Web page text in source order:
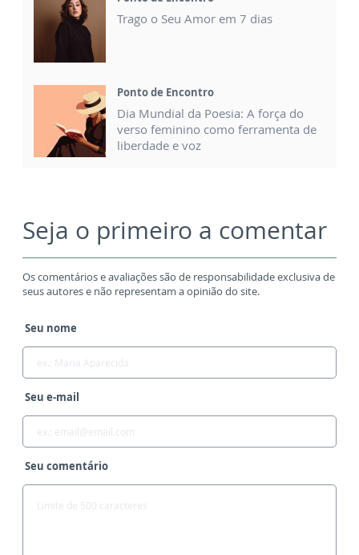
Trago o Seu Amor em 7 dias
Ponto de Encontro
Dia Mundial da Poesia: A força do
verso feminino como ferramenta de
liberdade e voz
Seja o primeiro a comentar
Os comentários e avaliações são de responsabilidade exclusiva de
seus autores e não representam a opinião do site.
Seu nome
Seu e-mail
Seu comentário